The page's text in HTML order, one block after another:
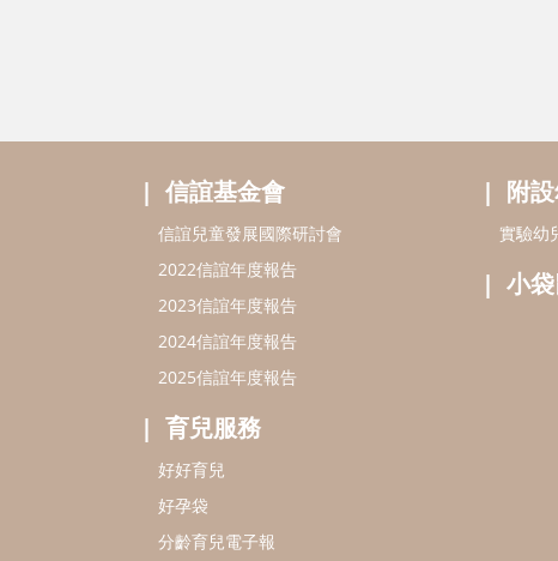
信誼基金會
信誼兒童發展國際研討會
2022信誼年度報告
2023信誼年度報告
2024信誼年度報告
2025信誼年度報告
育兒服務
好好育兒
好孕袋
分齡育兒電子報
附
實驗幼
小